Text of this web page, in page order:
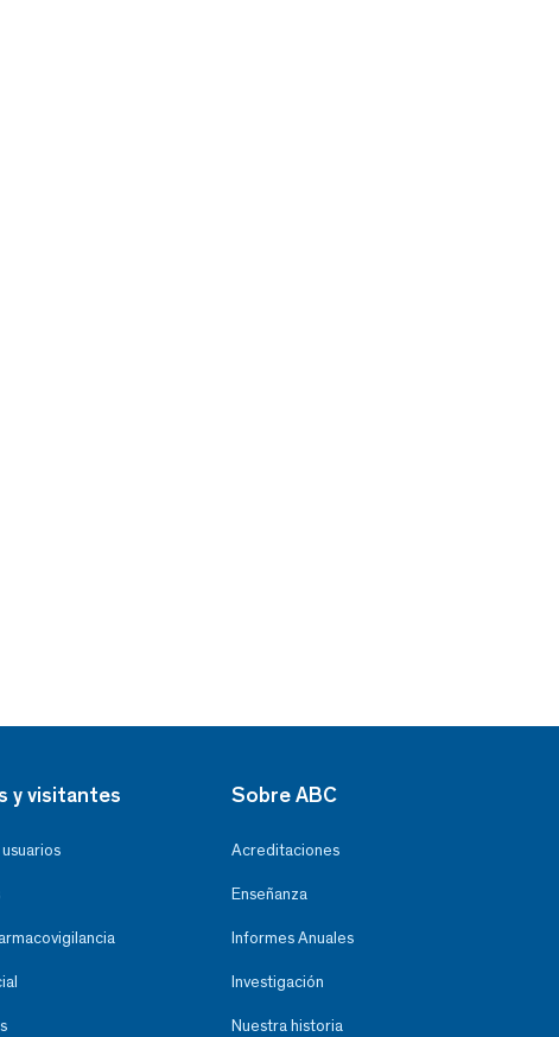
y visitantes Sobre ABC
Acreditaciones
Enseñanza
Informes Anuales
Investigación
Nuestra historia